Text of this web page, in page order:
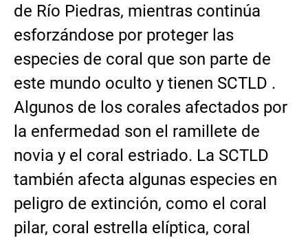
de Río Piedras, mientras continúa
esforzándose por proteger las
especies de coral que son parte de
este mundo oculto y tienen SCTLD .
Algunos de los corales afectados por
la enfermedad son el ramillete de
novia y el coral estriado. La SCTLD
también afecta algunas especies en
peligro de extinción, como el coral
pilar, coral estrella elíptica, coral